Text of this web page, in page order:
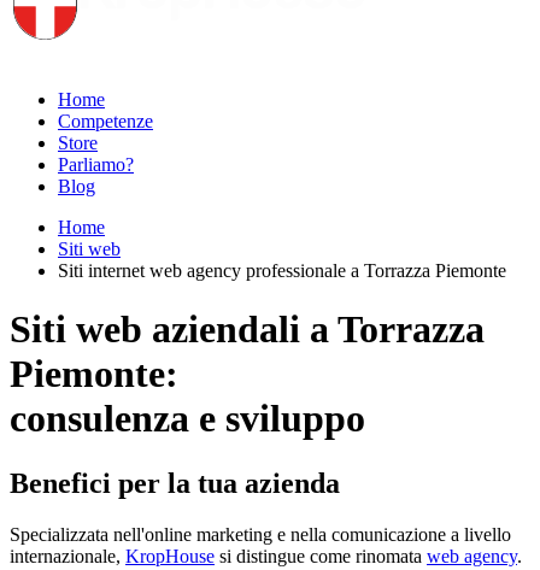
Home
Competenze
Store
Parliamo?
Blog
Home
Siti web
Siti internet web agency professionale a Torrazza Piemonte
Siti web aziendali a Torrazza
Piemonte:
consulenza e sviluppo
Benefici per la tua azienda
Specializzata nell'online marketing e nella comunicazione a livello
internazionale, KropHouse si distingue come rinomata web agency.